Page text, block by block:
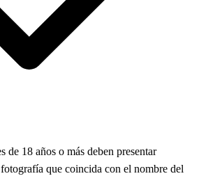
de 18 años o más deben presentar
que coincida con el nombre del